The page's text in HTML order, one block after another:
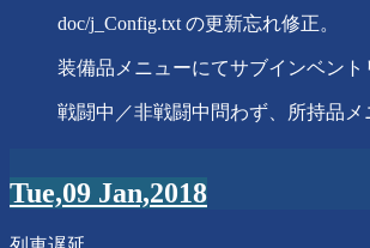
doc/j_Config.txt の更新忘れ修正。
装備品メニューにてサブインベント
戦闘中／非戦闘中問わず、所持品メ
Tue,09 Jan,2018